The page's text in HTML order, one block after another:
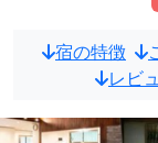
宿の特徴
レビ